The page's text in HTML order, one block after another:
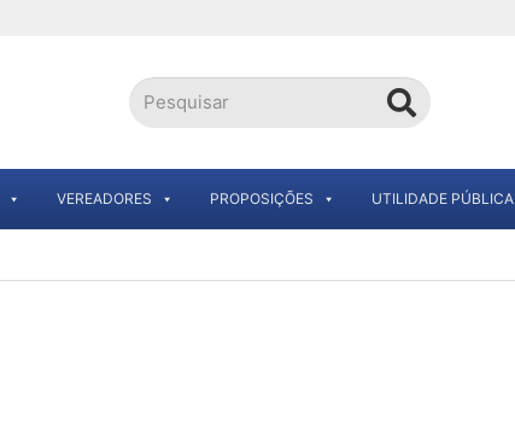
VEREADORES PROPOSIÇÕES UTILIDADE PÚBLICA